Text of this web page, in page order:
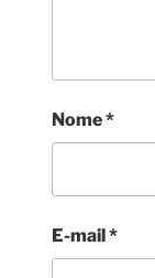
Nome*
E-mail*